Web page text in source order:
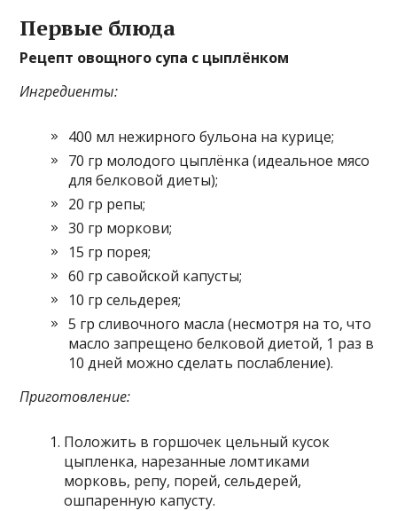
Первые блюда
Рецепт овощного супа с цыплёнком
Ингредиенты:
400 мл нежирного бульона на курице;
70 гр молодого цыплёнка (идеальное мясо
для белковой диеты);
20 гр репы;
30 гр моркови;
15 гр порея;
60 гр савойской капусты;
10 гр сельдерея;
5 гр сливочного масла (несмотря на то, что
масло запрещено белковой диетой, 1 раз в
10 дней можно сделать послабление).
Приготовление:
Положить в горшочек цельный кусок
цыпленка, нарезанные ломтиками
морковь, репу, порей, сельдерей,
ошпаренную капусту.